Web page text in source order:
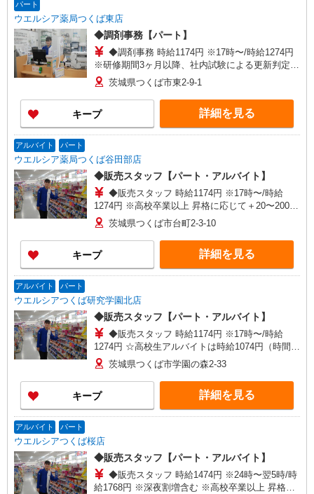
パート
ウエルシア薬局つくば東店
◆調剤事務【パート】
◆調剤事務 時給1174円 ※17時〜/時給1274円
※研修期間3ヶ月以降、社内試験による更新判定あ
り ＜社内試験合格後＞ 時給＋50〜100円の昇給あ
り （大学生は＋20円）
茨城県つくば市東2-9-1
キープ 詳細を見る
アルバイト パート
ウエルシア薬局つくば谷田部店
◆販売スタッフ【パート・アルバイト】
◆販売スタッフ 時給1174円 ※17時〜/時給
1274円 ※高校卒業以上 昇格に応じて＋20〜200円
昇給あり （大学生は＋20円まで） ※高校生は対
象外
茨城県つくば市台町2-3-10
キープ 詳細を見る
アルバイト パート
ウエルシアつくば研究学園北店
◆販売スタッフ【パート・アルバイト】
◆販売スタッフ 時給1174円 ※17時〜/時給
1274円 ☆高校生アルバイトは時給1074円（時間帯
加給なし） 昇格に応じて＋20〜200円昇給あり
（大学生は＋20円まで） ※高校生は対象外
茨城県つくば市学園の森2-33
キープ 詳細を見る
アルバイト パート
ウエルシアつくば桜店
◆販売スタッフ【パート・アルバイト】
◆販売スタッフ 時給1474円 ※24時〜翌5時/時
給1768円 ※深夜割増含む ※高校卒業以上 昇格に